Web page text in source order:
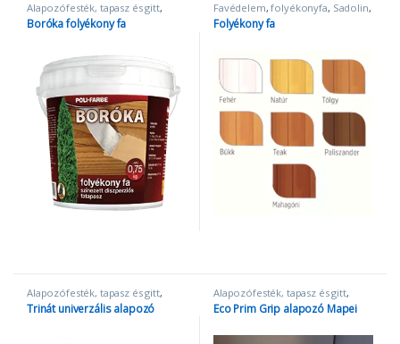
Alapozófesték, tapasz és gitt,
Favédelem,Tapasz és gitt
Boróka folyékony fa
Favédelem,folyékonyfa, Sadolin,
Tapasz és gitt
Folyékony fa
Alapozófesték, tapasz és gitt,
Alapozók, Univerzális alapozók
Trinát univerzális alapozó
Alapozófesték, tapasz és gitt,
Burkolási anyag,Eco Prim Grip
Mapei
Eco Prim Grip alapozó Mapei